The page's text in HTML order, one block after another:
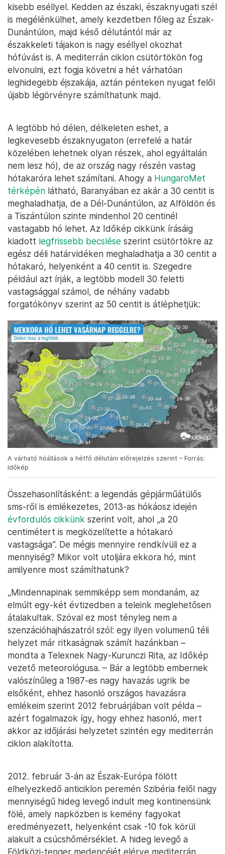
kisebb eséllyel. Kedden az északi, északnyugati szél
is megélénkülhet, amely kezdetben főleg az Észak-
Dunántúlon, majd késő délutántól már az
északkeleti tájakon is nagy eséllyel okozhat
hófúvást is. A mediterrán ciklon csütörtökön fog
elvonulni, ezt fogja követni a hét várhatóan
leghidegebb éjszakája, aztán pénteken nyugat felől
újabb légörvényre számíthatunk majd.
A legtöbb hó délen, délkeleten eshet, a
legkevesebb északnyugaton (errefelé a határ
közelében lehetnek olyan részek, ahol egyáltalán
nem lesz hó), de az ország nagy részén vastag
hótakaróra lehet számítani. Ahogy a HungaroMet
térképén látható, Baranyában ez akár a 30 centit is
meghaladhatja, de a Dél-Dunántúlon, az Alföldön és
a Tiszántúlon szinte mindenhol 20 centinél
vastagabb hó lehet. Az Időkép cikkünk írásáig
kiadott legfrissebb becslése szerint csütörtökre az
egész déli határvidéken meghaladhatja a 30 centit a
hótakaró, helyenként a 40 centit is. Szegedre
például azt írják, a legtöbb modell 30 feletti
vastagsággal számol, de néhány vadabb
forgatókönyv szerint az 50 centit is átléphetjük:
A várható hóállások a hétfő délutáni előrejelzés szerint – Forrás:
Időkép
Összehasonlításként: a legendás gépjárműátülős
sms-ről is emlékezetes, 2013-as hókáosz idején
évfordulós cikkünk szerint volt, ahol „a 20
centimétert is megközelítette a hótakaró
vastagsága”. De mégis mennyire rendkívüli ez a
mennyiség? Mikor volt utoljára ekkora hó, mint
amilyenre most számíthatunk?
„Mindennapinak semmiképp sem mondanám, az
elmúlt egy-két évtizedben a teleink meglehetősen
átalakultak. Szóval ez most tényleg nem a
szenzációhajhászatról szól: egy ilyen volumenű téli
helyzet már ritkaságnak számít hazánkban –
mondta a Telexnek Nagy-Kurunczi Rita, az Időkép
vezető meteorológusa. – Bár a legtöbb embernek
valószínűleg a 1987-es nagy havazás ugrik be
elsőként, ehhez hasonló országos havazásra
emlékeim szerint 2012 februárjában volt példa –
azért fogalmazok így, hogy ehhez hasonló, mert
akkor az időjárási helyzetet szintén egy mediterrán
ciklon alakította.
2012. február 3-án az Észak-Európa fölött
elhelyezkedő anticiklon peremén Szibéria felől nagy
mennyiségű hideg levegő indult meg kontinensünk
fölé, amely napközben is kemény fagyokat
eredményezett, helyenként csak -10 fok körül
alakult a csúcshőmérséklet. A hideg levegő a
Földközi-tenger medencéjét elérve mediterrán